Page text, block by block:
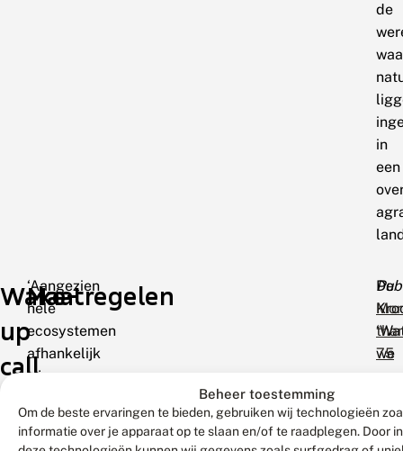
Beheer toestemming
Om de beste ervaringen te bieden, gebruiken wij technologieën
informatie over je apparaat op te slaan en/of te raadplegen. Door
de
in
een
Wake-
up
call
‘Aangezien
hele
ecosystemen
afhankelijk
zijn
insecten,
bijvoorbeeld
Maatregelen
De
we
75
27